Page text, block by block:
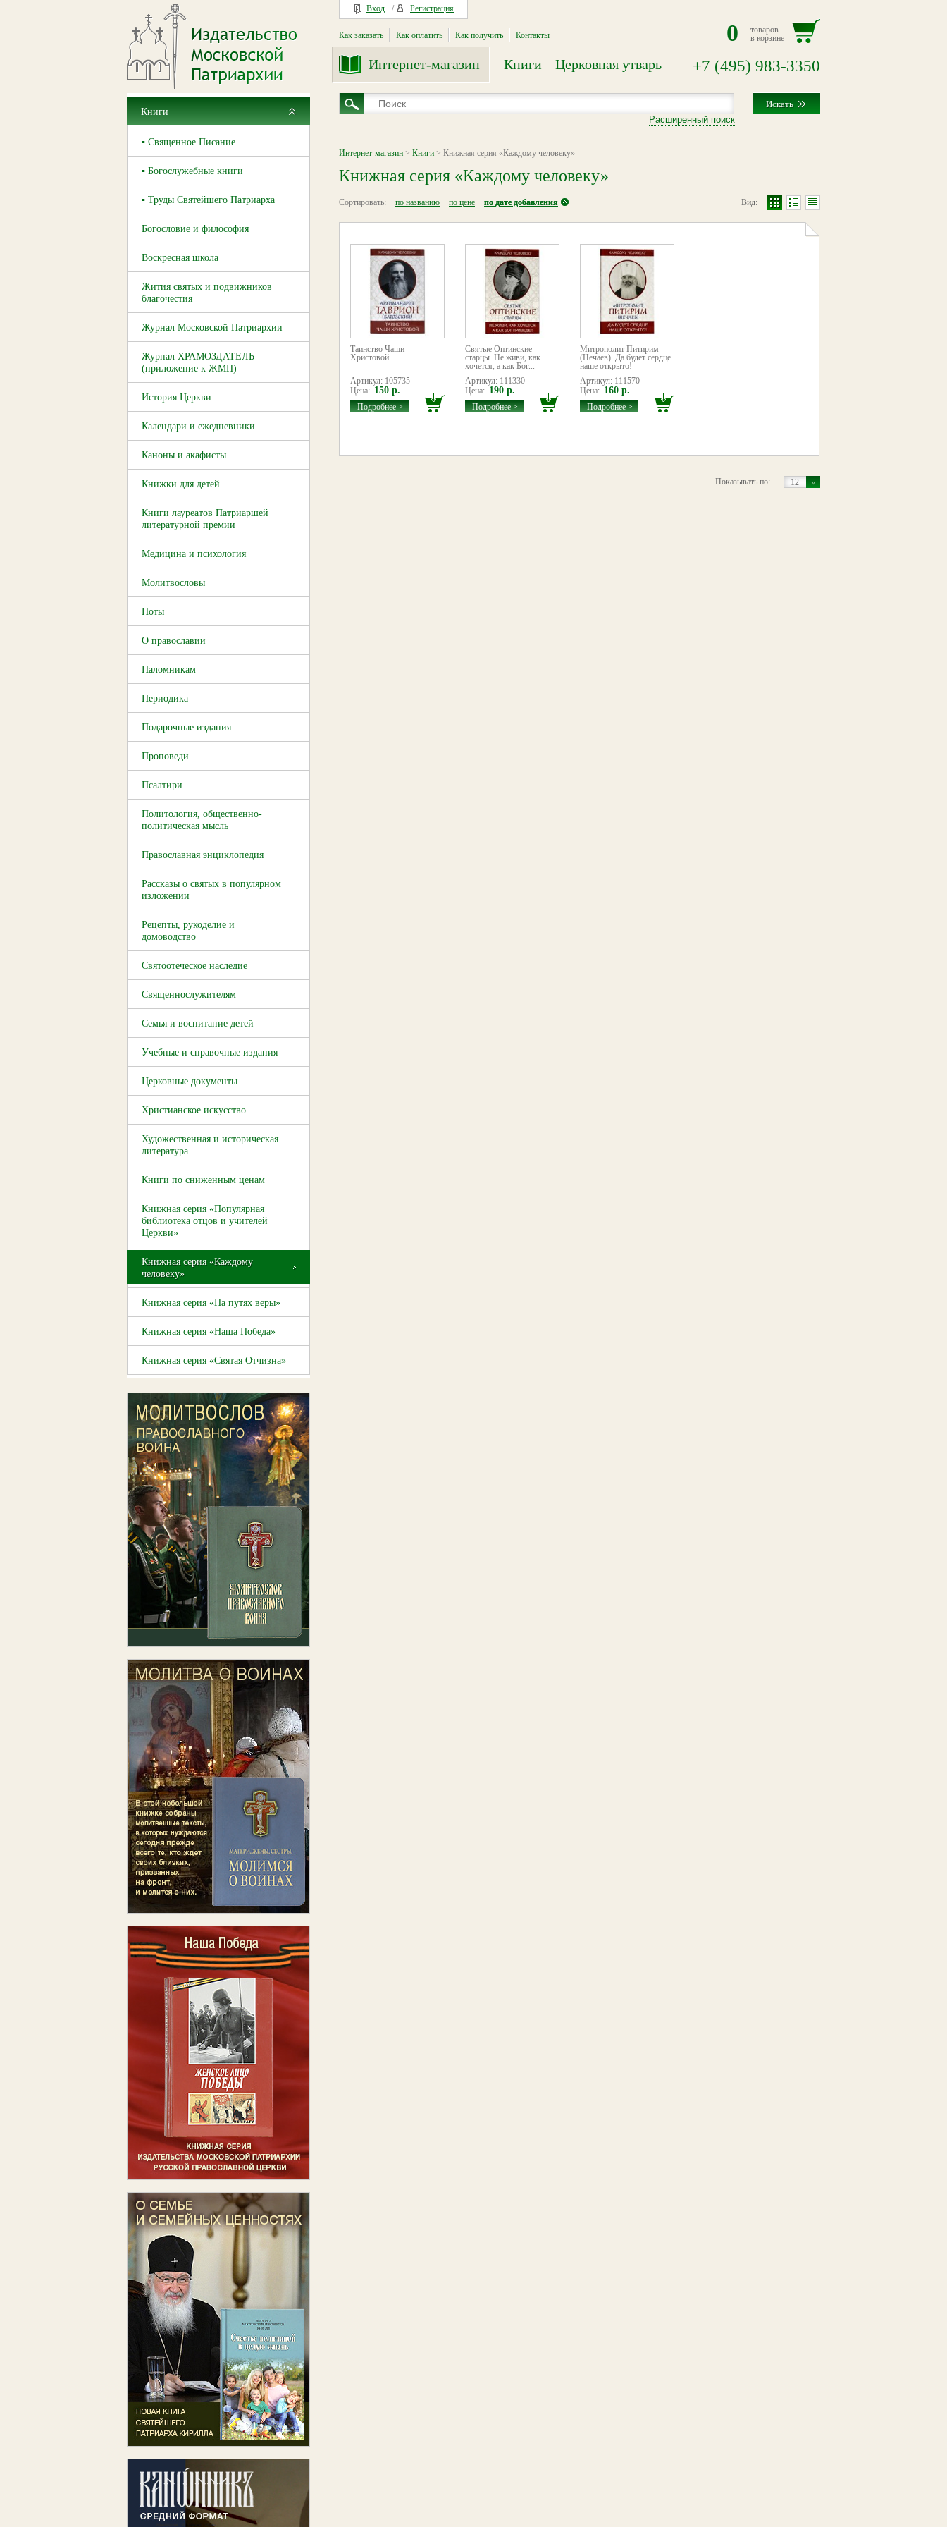
Вход / Регистрация
Как заказать Как оплатить Как получить Контакты 0
товаров
в корзине
Интернет-магазин Книги Церковная утварь +7 (495) 983-3350
Книги
▪ Священное Писание
▪ Богослужебные книги
▪ Труды Святейшего Патриарха
Богословие и философия
Воскресная школа
Жития святых и подвижников
благочестия
Журнал Московской Патриархии
Журнал ХРАМОЗДАТЕЛЬ
(приложение к ЖМП)
История Церкви
Календари и ежедневники
Каноны и акафисты
Книжки для детей
Книги лауреатов Патриаршей
литературной премии
Медицина и психология
Молитвословы
Ноты
О православии
Паломникам
Периодика
Подарочные издания
Проповеди
Псалтири
Политология, общественно-
политическая мысль
Православная энциклопедия
Рассказы о святых в популярном
изложении
Рецепты, рукоделие и
домоводство
Святоотеческое наследие
Священнослужителям
Семья и воспитание детей
Учебные и справочные издания
Церковные документы
Христианское искусство
Художественная и историческая
литература
Книги по сниженным ценам
Книжная серия «Популярная
библиотека отцов и учителей
Церкви»
Книжная серия «Каждому
человеку»
Книжная серия «На путях веры»
Книжная серия «Наша Победа»
Книжная серия «Святая Отчизна»
Расширенный поиск
Интернет-магазин > Книги > Книжная серия «Каждому человеку»
Книжная серия «Каждому человеку»
Сортировать: Вид:
по названию по цене по дате добавления
Таинство Чаши
Христовой
Артикул: 105735
Цена: 150 р.
Подробнее >
Святые Оптинские
старцы. Не живи, как
хочется, а как Бог...
Артикул: 111330
Цена: 190 р.
Подробнее >
Митрополит Питирим
(Нечаев). Да будет сердце
наше открыто!
Артикул: 111570
Цена: 160 р.
Подробнее >
12
Показывать по: